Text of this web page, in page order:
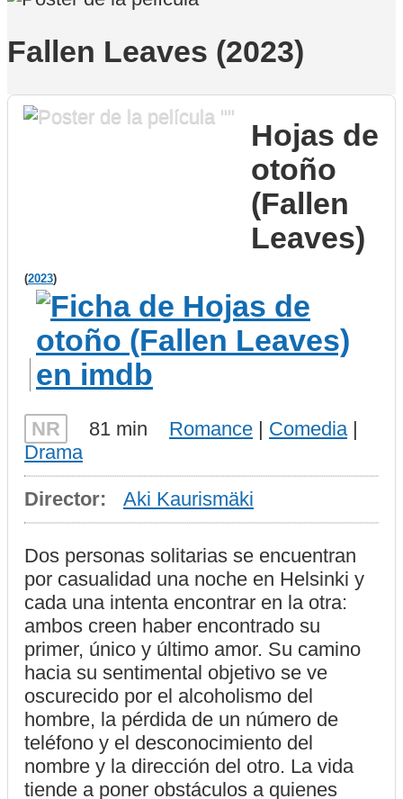
Fallen Leaves (2023)
Hojas de
otoño
(Fallen
Leaves)
(2023)
NR 81 min Romance | Comedia|
Drama
Director: Aki Kaurismäki
Dos personas solitarias se encuentran
por casualidad una noche en Helsinki y
cada una intenta encontrar en la otra:
ambos creen haber encontrado su
primer, único y último amor. Su camino
hacia su sentimental objetivo se ve
oscurecido por el alcoholismo del
hombre, la pérdida de un número de
teléfono y el desconocimiento del
nombre y la dirección del otro. La vida
tiende a poner obstáculos a quienes